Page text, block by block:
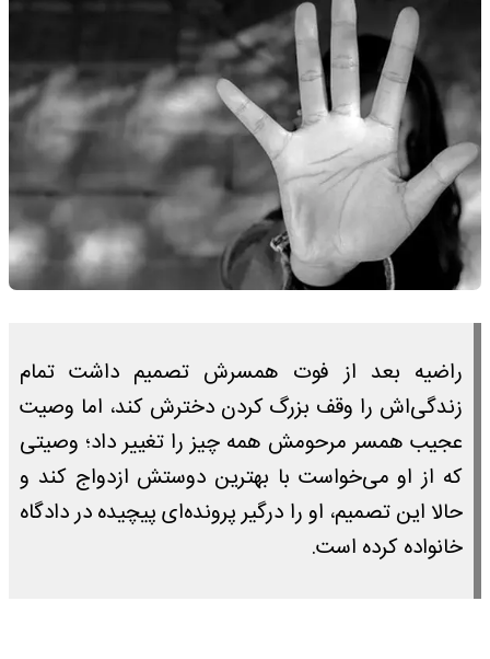
راضیه بعد از فوت همسرش تصمیم داشت تمام
زندگی‌اش را وقف بزرگ کردن دخترش کند، اما وصیت
عجیب همسر مرحومش همه چیز را تغییر داد؛ وصیتی
که از او می‌خواست با بهترین دوستش ازدواج کند و
حالا این تصمیم، او را درگیر پرونده‌ای پیچیده در دادگاه
خانواده کرده است.